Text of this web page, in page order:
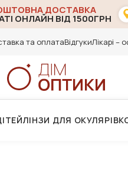
ДОСТАВКА
ОНЛАЙН ВІД 1500ГРН
та оплатаВідгукиЛікарі –
ЛІНЗИ ДЛЯ ОКУЛЯРІВ